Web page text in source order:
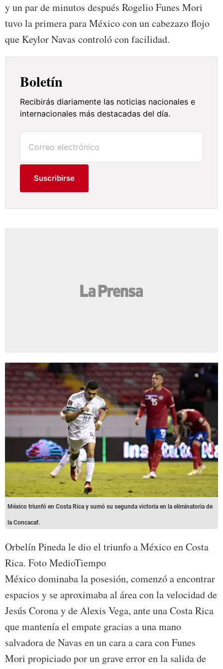
y un par de minutos después Rogelio Funes Mori
tuvo la primera para México con un cabezazo flojo
que Keylor Navas controló con facilidad.
Boletín
Recibirás diariamente las noticias nacionales e
internacionales más destacadas del día.
Suscribirse
México triunfó en Costa Rica y sumó su segunda victoria en la eliminatoria de
la Concacaf.
Orbelín Pineda le dio el triunfo a México en Costa
Rica. Foto MedioTiempo
México dominaba la posesión, comenzó a encontrar
espacios y se aproximaba al área con la velocidad de
Jesús Corona y de Alexis Vega, ante una Costa Rica
que mantenía el empate gracias a una mano
salvadora de Navas en un cara a cara con Funes
Mori propiciado por un grave error en la salida de